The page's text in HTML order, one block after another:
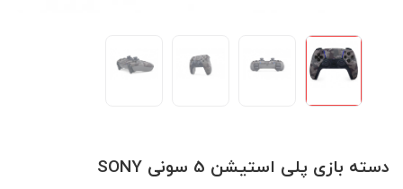
دسته بازی پلی استیشن 5 سونی SONY